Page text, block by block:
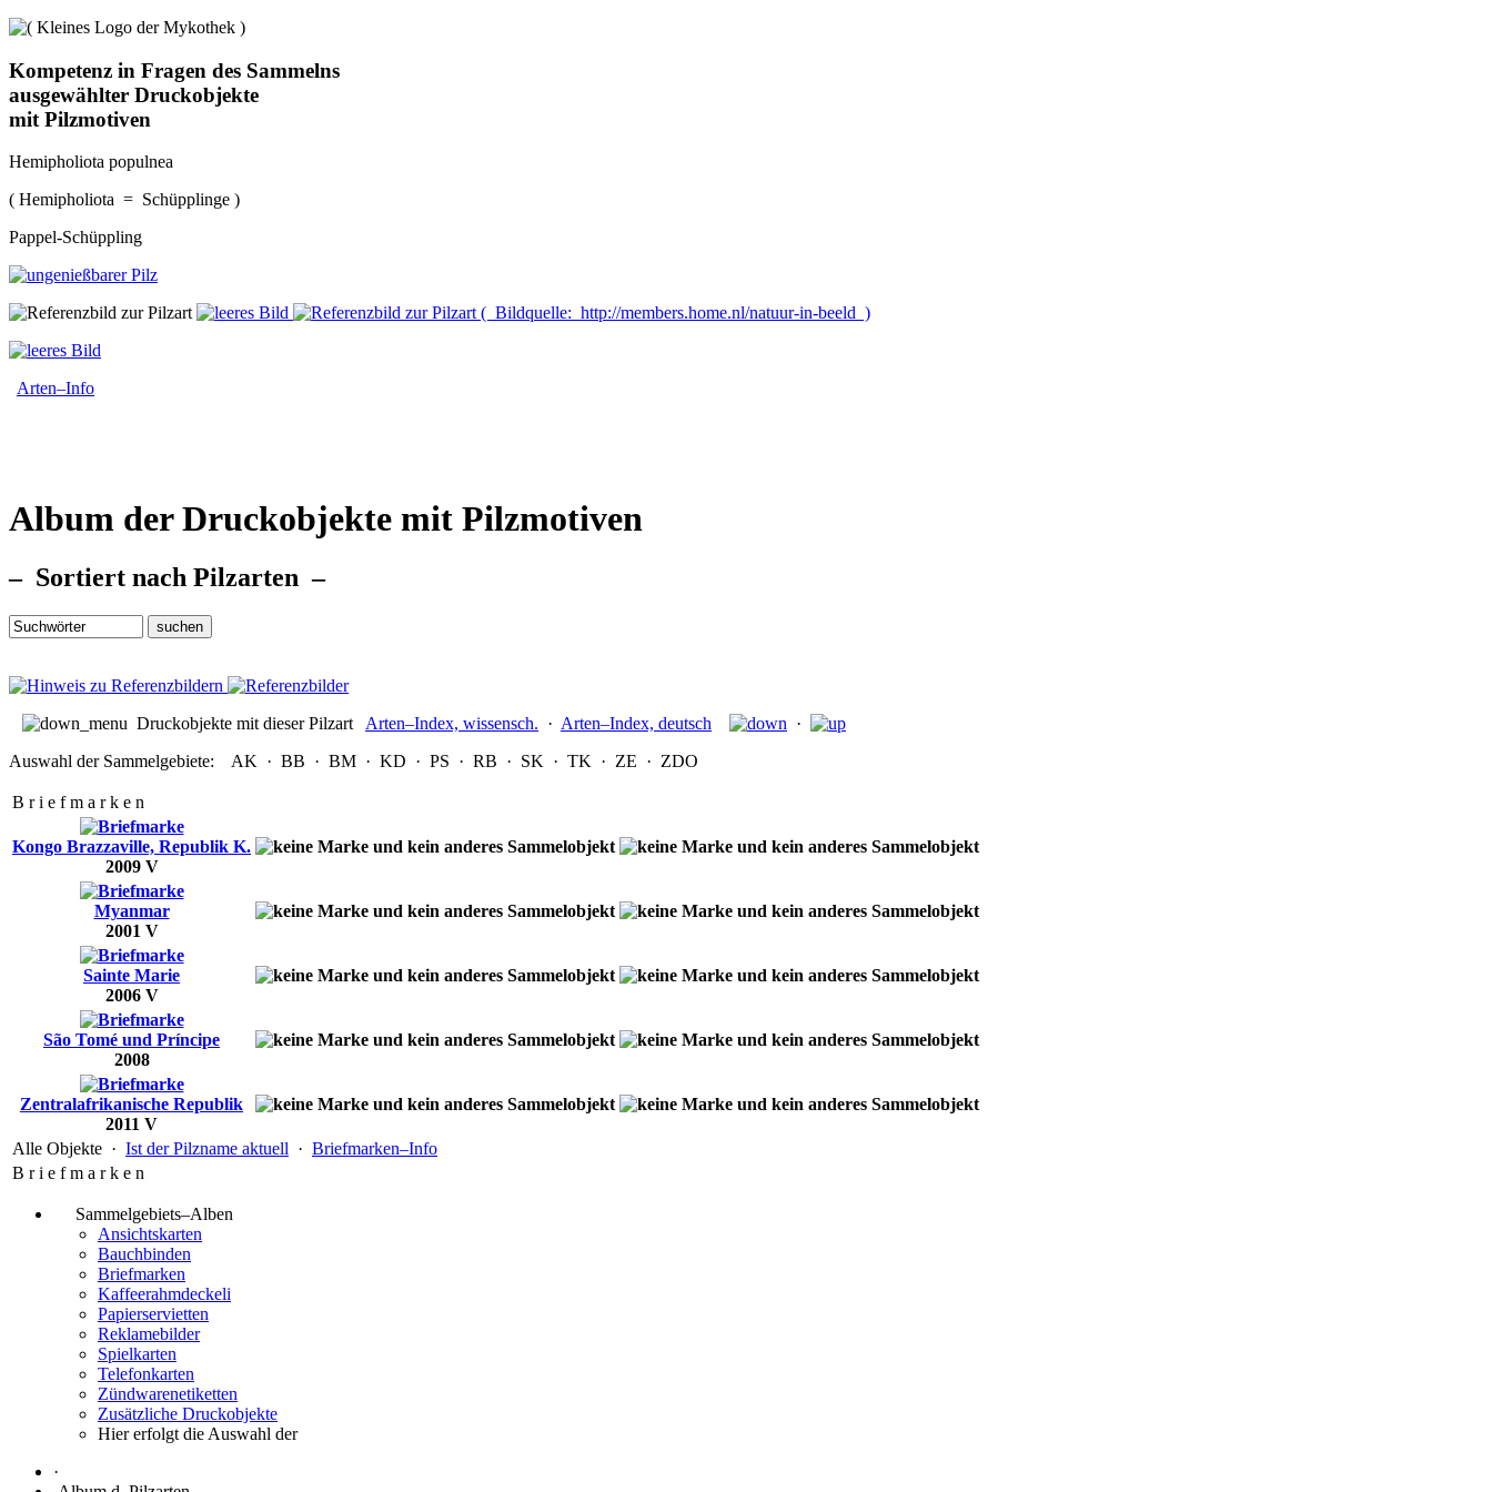
Kompetenz in Fragen des Sammelns
ausgewählter Druckobjekte
mit Pilzmotiven
Hemipholiota populnea
( Hemipholiota = Schüpplinge )
Pappel-Schüppling
( Bildquelle: http://members.home.nl/natuur-in-beeld )
Arten–Info
Album der Druckobjekte mit Pilzmotiven
– Sortiert nach Pilzarten –
Druckobjekte mit dieser Pilzart Arten–Index, wissensch. · Arten–Index, deutsch
·
Auswahl der Sammelgebiete:
AK · BB · BM · KD · PS · RB · SK · TK · ZE · ZDO
B r i e f m a r k e n
Kongo Brazzaville, Republik K.
2009 V
Myanmar
2001 V
Sainte Marie
2006 V
São Tomé und Príncipe
2008
Zentralafrikanische Republik
2011 V
Alle Objekte · Ist der Pilzname aktuell · Briefmarken–Info
B r i e f m a r k e n
Sammelgebiets–Alben
Ansichtskarten
Bauchbinden
Briefmarken
Kaffeerahmdeckeli
Papierservietten
Reklamebilder
Spielkarten
Telefonkarten
Zündwarenetiketten
Zusätzliche Druckobjekte
Hier erfolgt die Auswahl der
·